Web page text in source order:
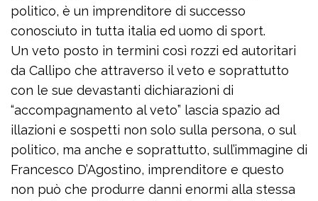
politico, è un imprenditore di successo
conosciuto in tutta italia ed uomo di sport.
Un veto posto in termini così rozzi ed autoritari
da Callipo che attraverso il veto e soprattutto
con le sue devastanti dichiarazioni di
“accompagnamento al veto” lascia spazio ad
illazioni e sospetti non solo sulla persona, o sul
politico, ma anche e soprattutto, sull’immagine di
Francesco D’Agostino, imprenditore e questo
non può che produrre danni enormi alla stessa